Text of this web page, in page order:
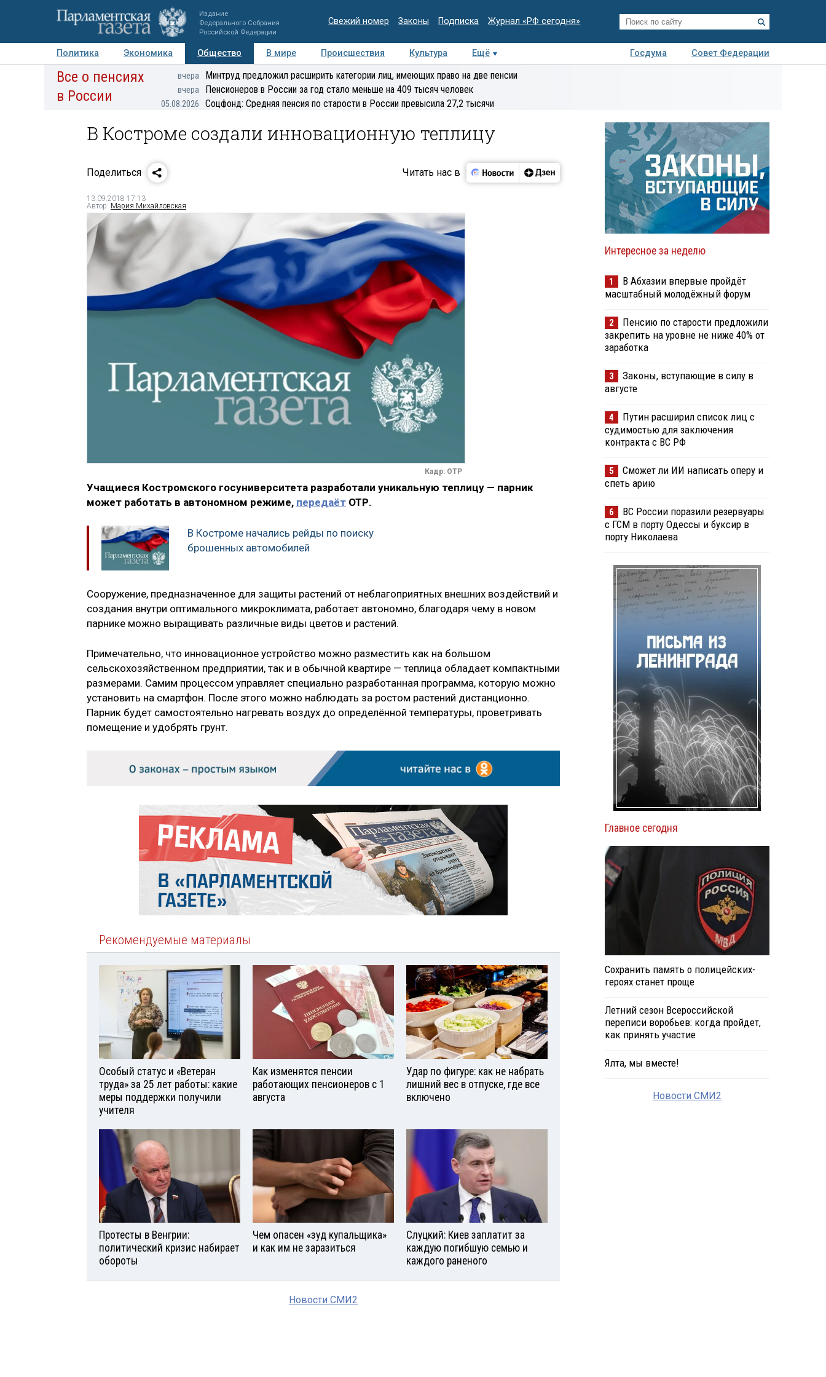
Издание
Федерального Собрания
Российской Федерации
Свежий номер Законы Подписка Журнал «РФ сегодня»
Политика Экономика Общество В мире Происшествия Культура Ещё Госдума
Совет Федерации
Авторы Персоны Мнения Регионы Медиацентр Интервью Колумнисты
Деловая
Все о пенсиях
в России
вчера Минтруд предложил расширить категории лиц, имеющих право на две пенсии
вчера Пенсионеров в России за год стало меньше на 409 тысяч человек
05.08.2026 Соцфонд: Средняя пенсия по старости в России превысила 27,2 тысячи
В Костроме создали инновационную теплицу
Поделиться Читать нас в
13.09.2018 17:13
Автор: Мария Михайловская
Кадр: ОТР
Учащиеся Костромского госуниверситета разработали уникальную теплицу — парник
может работать в автономном режиме, передаёт ОТР.
В Костроме начались рейды по поиску
брошенных автомобилей
Сооружение, предназначенное для защиты растений от неблагоприятных внешних воздействий и
создания внутри оптимального микроклимата, работает автономно, благодаря чему в новом
парнике можно выращивать различные виды цветов и растений.
Примечательно, что инновационное устройство можно разместить как на большом
сельскохозяйственном предприятии, так и в обычной квартире — теплица обладает компактными
размерами. Самим процессом управляет специально разработанная программа, которую можно
установить на смартфон. После этого можно наблюдать за ростом растений дистанционно.
Парник будет самостоятельно нагревать воздух до определённой температуры, проветривать
помещение и удобрять грунт.
Рекомендуемые материалы
Особый статус и «Ветеран
труда» за 25 лет работы: какие
меры поддержки получили
учителя
Как изменятся пенсии
работающих пенсионеров с 1
августа
Удар по фигуре: как не набрать
лишний вес в отпуске, где все
включено
Протесты в Венгрии:
политический кризис набирает
обороты
Чем опасен «зуд купальщика»
и как им не заразиться
Слуцкий: Киев заплатит за
каждую погибшую семью и
каждого раненого
Новости СМИ2
Интересное за неделю
1
В Абхазии впервые пройдёт
масштабный молодёжный форум
2
Пенсию по старости предложили
закрепить на уровне не ниже 40% от
заработка
3
Законы, вступающие в силу в
августе
4
Путин расширил список лиц с
судимостью для заключения
контракта с ВС РФ
5
Сможет ли ИИ написать оперу и
спеть арию
6
ВС России поразили резервуары
с ГСМ в порту Одессы и буксир в
порту Николаева
Главное сегодня
Сохранить память о полицейских-
героях станет проще
Летний сезон Всероссийской
переписи воробьев: когда пройдет,
как принять участие
Ялта, мы вместе!
Новости СМИ2